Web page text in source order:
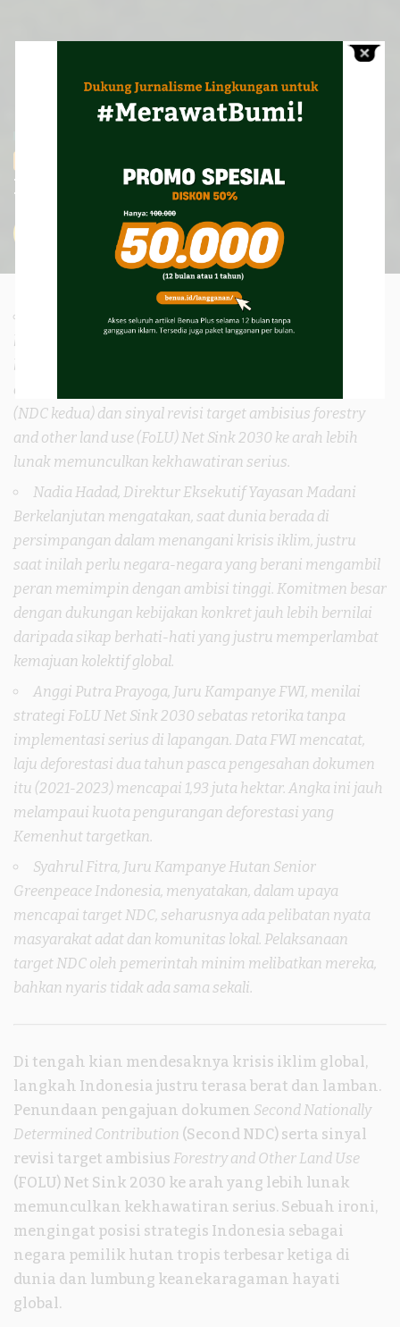
Ilustrasi Industri China yang berdampak ke perubahan iklim
dunia. Gambar oleh Nico Franz dariPixabay
Kemunduran?
Sarjan Lahay September 29, 2025
Di tengah krisis iklim makin mengkhawatirkan,
langkah Indonesia justru terasa berat dan lamban
bahkan berisiko melemah. Penundaan pengajuan
dokumen second nationally determined contribution
(NDC kedua) dan sinyal revisi target ambisius forestry
and other land use (FoLU) Net Sink 2030 ke arah lebih
lunak memunculkan kekhawatiran serius.
Nadia Hadad, Direktur Eksekutif Yayasan Madani
Berkelanjutan mengatakan, saat dunia berada di
persimpangan dalam menangani krisis iklim, justru
saat inilah perlu negara-negara yang berani mengambil
peran memimpin dengan ambisi tinggi. Komitmen besar
dengan dukungan kebijakan konkret jauh lebih bernilai
daripada sikap berhati-hati yang justru memperlambat
kemajuan kolektif global.
Anggi Putra Prayoga, Juru Kampanye FWI, menilai
strategi FoLU Net Sink 2030 sebatas retorika tanpa
implementasi serius di lapangan. Data FWI mencatat,
laju deforestasi dua tahun pasca pengesahan dokumen
itu (2021-2023) mencapai 1,93 juta hektar. Angka ini jauh
melampaui kuota pengurangan deforestasi yang
Kemenhut targetkan.
Syahrul Fitra, Juru Kampanye Hutan Senior
Greenpeace Indonesia, menyatakan, dalam upaya
mencapai target NDC, seharusnya ada pelibatan nyata
masyarakat adat dan komunitas lokal. Pelaksanaan
target NDC oleh pemerintah minim melibatkan mereka,
bahkan nyaris tidak ada sama sekali.
Di tengah kian mendesaknya krisis iklim global,
langkah Indonesia justru terasa berat dan lamban.
Penundaan pengajuan dokumen Second Nationally
Determined Contribution (Second NDC) serta sinyal
revisi target ambisius Forestry and Other Land Use
(FOLU) Net Sink 2030 ke arah yang lebih lunak
memunculkan kekhawatiran serius. Sebuah ironi,
mengingat posisi strategis Indonesia sebagai
negara pemilik hutan tropis terbesar ketiga di
dunia dan lumbung keanekaragaman hayati
global.